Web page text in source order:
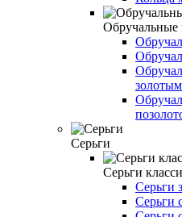
Обручальные
Серьги
Серьги
Серьги
Серьги